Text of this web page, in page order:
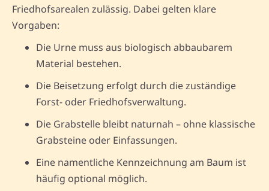
Friedhofsarealen zulässig. Dabei gelten klare
Vorgaben:
Die Urne muss aus biologisch abbaubarem
Material bestehen.
Die Beisetzung erfolgt durch die zuständige
Forst- oder Friedhofsverwaltung.
Die Grabstelle bleibt naturnah – ohne klassische
Grabsteine oder Einfassungen.
Eine namentliche Kennzeichnung am Baum ist
häufig optional möglich.